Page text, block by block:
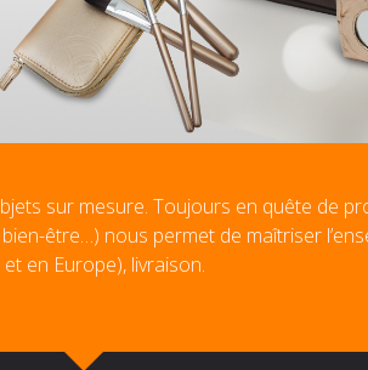
sur mesure. Toujours en quête de
être…) nous permet de maîtriser
et en Europe), livraison.